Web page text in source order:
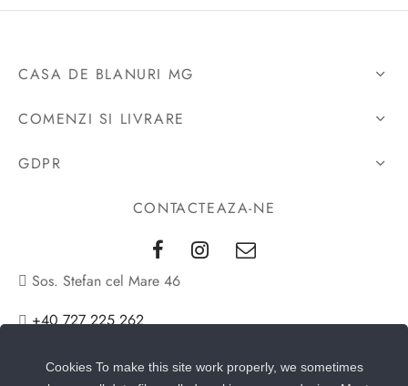
CASA DE BLANURI MG
COMENZI SI LIVRARE
GDPR
CONTACTEAZA-NE
Sos. Stefan cel Mare 46
+40 727 225 262
bianca@blana.ro
Cookies To make this site work properly, we sometimes